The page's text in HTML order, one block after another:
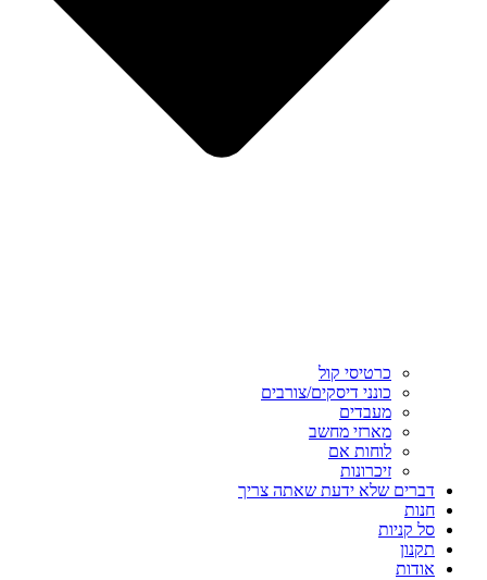
כרטיסי קול
כונני דיסקים/צורבים
מעבדים
מארזי מחשב
לוחות אם
זיכרונות
דברים שלא ידעת שאתה צריך
חנות
סל קניות
תקנון
אודות